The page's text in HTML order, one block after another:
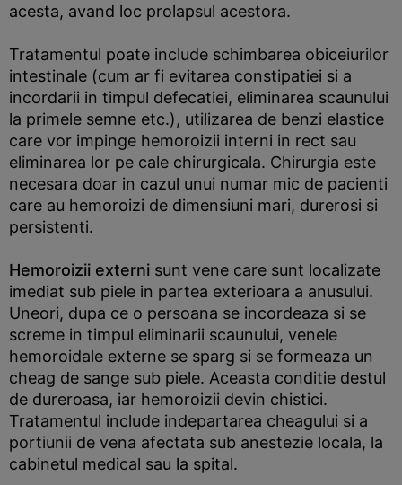
acesta, avand loc prolapsul acestora.
Tratamentul poate include schimbarea obiceiurilor
intestinale (cum ar fi evitarea constipatiei si a
incordarii in timpul defecatiei, eliminarea scaunului
la primele semne etc.), utilizarea de benzi elastice
care vor impinge hemoroizii interni in rect sau
eliminarea lor pe cale chirurgicala. Chirurgia este
necesara doar in cazul unui numar mic de pacienti
care au hemoroizi de dimensiuni mari, durerosi si
persistenti.
Hemoroizii externi sunt vene care sunt localizate
imediat sub piele in partea exterioara a anusului.
Uneori, dupa ce o persoana se incordeaza si se
screme in timpul eliminarii scaunului, venele
hemoroidale externe se sparg si se formeaza un
cheag de sange sub piele. Aceasta conditie destul
de dureroasa, iar hemoroizii devin chistici.
Tratamentul include indepartarea cheagului si a
portiunii de vena afectata sub anestezie locala, la
cabinetul medical sau la spital.